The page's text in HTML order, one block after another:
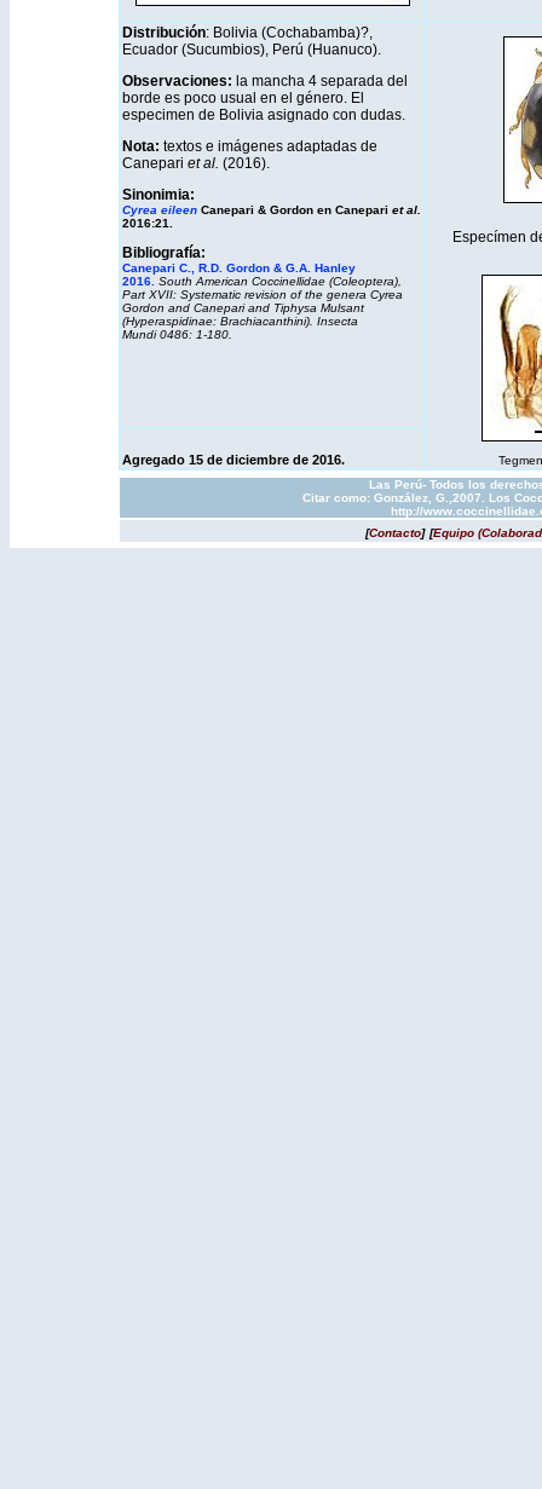
Distribución: Bolivia (Cochabamba)?,
Ecuador (Sucumbios), Perú (Huanuco).
Observaciones: la mancha 4 separada del
borde es poco usual en el género. El
especimen de Bolivia asignado con dudas.
Nota: textos e imágenes adaptadas de
Canepari et al. (2016).
Sinonimia:
Cyrea eileen Canepari & Gordon en Canepari et al.
2016:21.
Bibliografía:
Canepari C., R.D. Gordon & G.A. Hanley
2016. South American Coccinellidae (Coleoptera),
Part XVII: Systematic revision of the genera Cyrea
Gordon and Canepari and Tiphysa Mulsant
(Hyperaspidinae: Brachiacanthini). Insecta
Mundi0486: 1-180.
Especímen
Agregado 15 de diciembre de 2016.
Las Perú- Todos los
Citar como: González, G.,2007. Los
http://
[Contacto] [Equipo